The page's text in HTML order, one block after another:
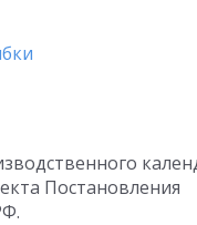
Постановления